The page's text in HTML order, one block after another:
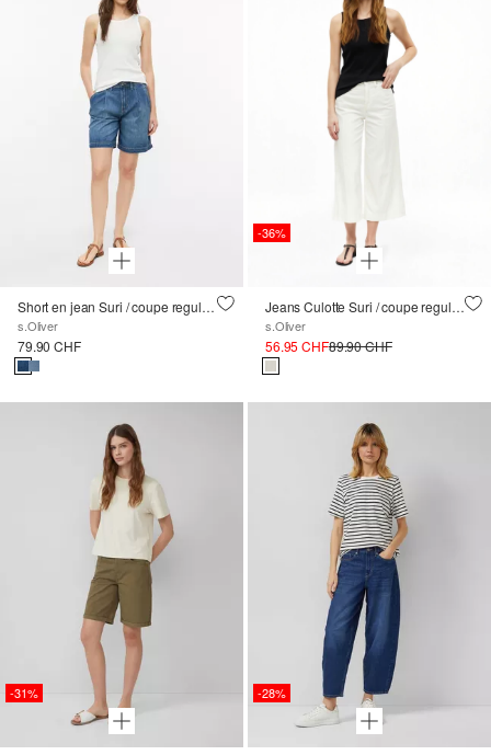
Short en jean Suri / coupe regular / taille haute / jambes larges
s.Oliver
79.90 CHF
-36%
Jeans Culotte Suri / coupe regular / taille haute / jambes larges / délavé
s.Oliver
56.95 CHF89.90 CHF
-31% -28%